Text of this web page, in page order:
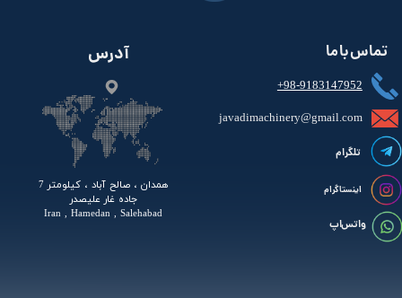
+98-9183147952
همدان ، صالح آباد ، کیلومتر 7
جاده غار علیصدر
Iran , Hamedan , Salehabad
آدرس تماس با ما
اینستاگرام
javadimachinery@gmail.com​​​​​​​​
تلگرام
واتس اپ